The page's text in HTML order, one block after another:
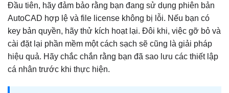
Đầu tiên, hãy đảm bảo rằng bạn đang sử dụng phiên bản
AutoCAD hợp lệ và file license không bị lỗi. Nếu bạn có
key bản quyền, hãy thử kích hoạt lại. Đôi khi, việc gỡ bỏ và
cài đặt lại phần mềm một cách sạch sẽ cũng là giải pháp
hiệu quả. Hãy chắc chắn rằng bạn đã sao lưu các thiết lập
cá nhân trước khi thực hiện.